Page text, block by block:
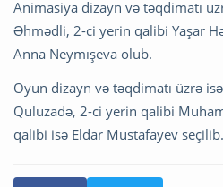
Animasiya dizayn və təqdimatı
Əhmədli, 2-ci yerin qalibi Yaşar
Anna Neymışeva olub.
Oyun dizayn və təqdimatı üzrə
Quluzadə, 2-ci yerin qalibi
qalibi isə Eldar Mustafayev seçilib.